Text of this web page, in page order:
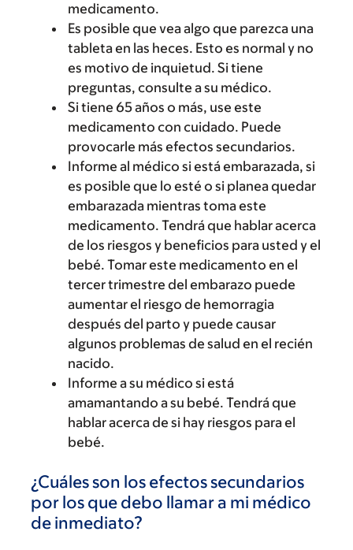
medicamento.
Es posible que vea algo que parezca una
tableta en las heces. Esto es normal y no
es motivo de inquietud. Si tiene
preguntas, consulte a su médico.
Si tiene 65 años o más, use este
medicamento con cuidado. Puede
provocarle más efectos secundarios.
Informe al médico si está embarazada, si
es posible que lo esté o si planea quedar
embarazada mientras toma este
medicamento. Tendrá que hablar acerca
de los riesgos y beneficios para usted y el
bebé. Tomar este medicamento en el
tercer trimestre del embarazo puede
aumentar el riesgo de hemorragia
después del parto y puede causar
algunos problemas de salud en el recién
nacido.
Informe a su médico si está
amamantando a su bebé. Tendrá que
hablar acerca de si hay riesgos para el
bebé.
¿Cuáles son los efectos secundarios
por los que debo llamar a mi médico
de inmediato?